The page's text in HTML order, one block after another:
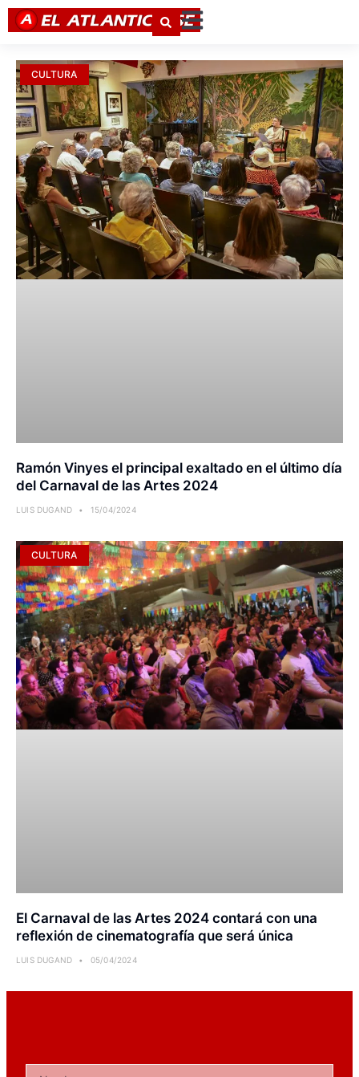
CULTURA
Ramón Vinyes el principal exaltado en el último día
del Carnaval de las Artes 2024
LUIS DUGAND 15/04/2024
CULTURA
El Carnaval de las Artes 2024 contará con una
reflexión de cinematografía que será única
LUIS DUGAND 05/04/2024